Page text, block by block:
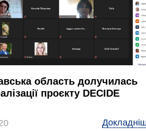
область долучилась
проєкту DECIDE